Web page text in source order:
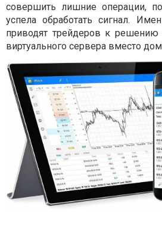
совершить лишние операции,
успела обработать сигнал.
приводят трейдеров к решению
виртуального сервера вместо